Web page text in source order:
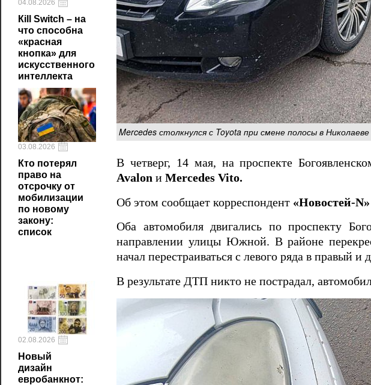
04.08.2026
Кill Switch – на
что способна
«красная
кнопка» для
искусственного
интеллекта
03.08.2026
Кто потерял
право на
отсрочку от
мобилизации
по новому
закону:
список
02.08.2026
Новый
дизайн
евробанкнот:
Mercedes столкнулся с Toyota при смене полосы в Николаеве
В четверг, 14 мая, на проспекте
Avalon и Mercedes Vito.
Об этом сообщает корреспондент «Новостей-N»
Оба автомобиля двигались по проспекту
направлении улицы Южной. В районе
начал перестраиваться с левого ряда в правый
В результате ДТП никто не пострадал,